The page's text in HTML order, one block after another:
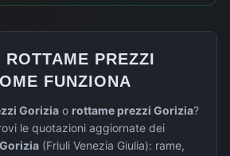
PREZZI
FUNZIONA
Gorizia o rottame prezzi Gorizia?
le quotazioni aggiornate dei
Gorizia (Friuli Venezia Giulia): rame,